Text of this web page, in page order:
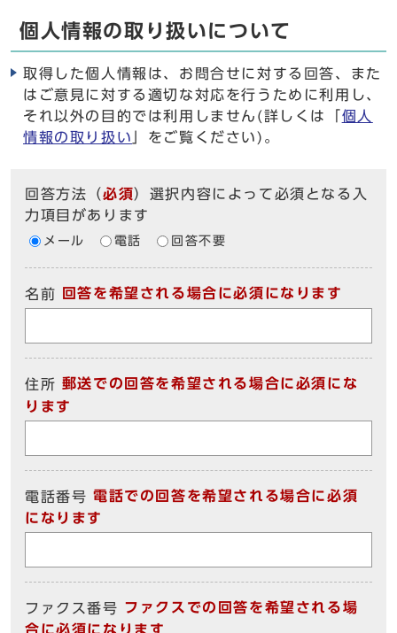
個人情報の取り扱いについて
取得した個人情報は、お問合せに対する回答、また
はご意見に対する適切な対応を行うために利用し、
それ以外の目的では利用しません(詳しくは「 個人
情報の取り扱い
」をご覧ください)。
回答方法 （必須）選択内容によって必須となる入
力項目があります
メール 電話 回答不要
名前 回答を希望される場合に必須になります
住所 郵送での回答を希望される場合に必須にな
ります
電話番号 電話での回答を希望される場合に必須
になります
ファクス番号 ファクスでの回答を希望される場
合に必須になります